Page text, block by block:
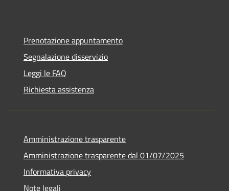
Prenotazione appuntamento
Segnalazione disservizio
Leggi le FAQ
Richiesta assistenza
Amministrazione trasparente
Amministrazione trasparente dal 01/07/2025
Informativa privacy
Note legali